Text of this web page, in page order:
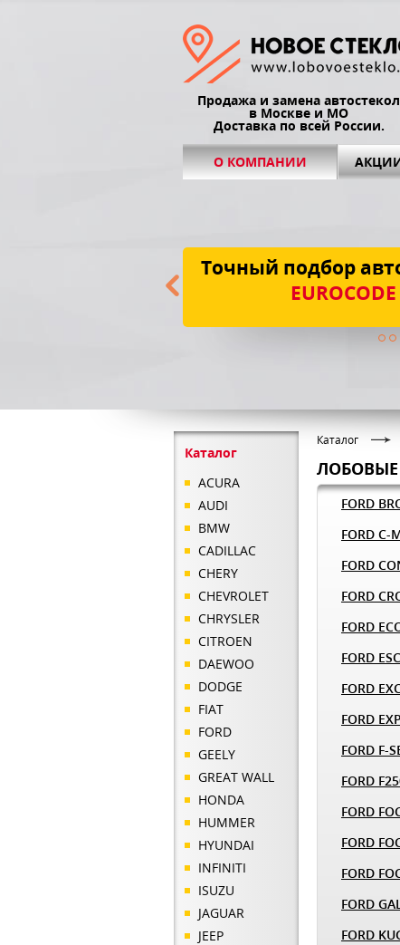
Продажа и замена автостекол
в Москве и МО
Доставка по всей России.
О КОМПАНИИ
Точный подбор
EUROCODE
Каталог
ACURA
AUDI
BMW
CADILLAC
CHERY
CHEVROLET
CHRYSLER
CITROEN
DAEWOO
DODGE
FIAT
FORD
GEELY
GREAT WALL
HONDA
HUMMER
HYUNDAI
INFINITI
ISUZU
JAGUAR
JEEP
Каталог
ЛОБОВЫЕ
FORD
FORD C-
FORD
FORD
FORD
FORD
FORD
FORD
FORD F-
FORD
FORD
FORD
FORD
FORD
FORD